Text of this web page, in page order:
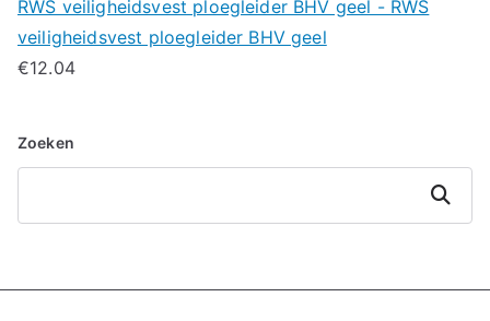
RWS veiligheidsvest ploegleider BHV geel - RWS
veiligheidsvest ploegleider BHV geel
€12.04
Zoeken
Zoeken